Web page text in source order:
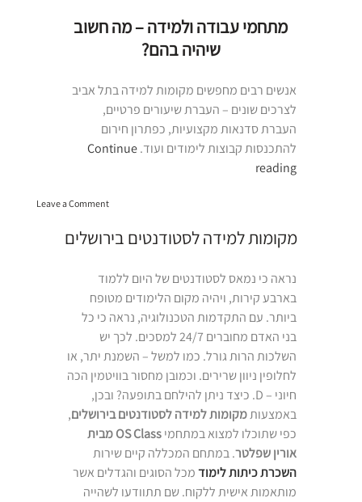
מתחמי עבודה ולמידה – מה חשוב
שיהיה בהם?
אנשים רבים מחפשים מקומות למידה בתל אביב
לצרכים שונים – העברת שיעורים פרטיים,
העברת סדנאות מקצועיות, כפתרון חירום
להתכנסות קבוצות לימודים ועוד. Continue
reading“מקומות
Leave a Commenton
בתל
מקומות למידה לסטודנטים בירושלים
נראה כי נמאס לסטודנטים של היום ללמוד
בארבע קירות, ויהיה מקום הלימודים מטופח
ביותר. עם התקדמות הטכנולוגיה, נראה כי כל
בני האדם מחוברים 24/7 למסכים. לכך יש
השלכות הרות גורל. כמו למשל – השמנת יתר, או
לחלופין ניוון שרירים. וכמובן מחסור בוויטמין הכה
חיוני – D. כיצד ניתן להילחם בתופעה? ובכן,
באמצעותמקומות למידה לסטודנטים בירושלים,
כפי שתוכלו למצוא במתחמי
OS Class מבית
אורין שפלטר. במתחם המכללה קיים שירות
השכרת כיתות לימודמכל הסוגים והגדלים אשר
מותאמות אישית ללקוח. שם תתוודעו לשהייה